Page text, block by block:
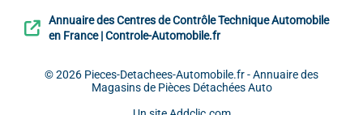
Annuaire des Centres de Contrôle Technique Automobile
en France | Controle-Automobile.fr
© 2026 Pieces-Detachees-Automobile.fr - Annuaire des
Magasins de Pièces Détachées Auto